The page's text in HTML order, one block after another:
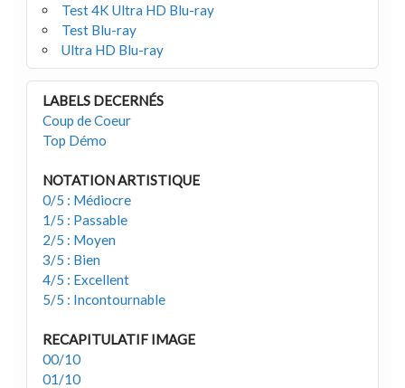
Test 4K Ultra HD Blu-ray
Test Blu-ray
Ultra HD Blu-ray
LABELS DECERNÉS
Coup de Coeur
Top Démo
NOTATION ARTISTIQUE
0/5 : Médiocre
1/5 : Passable
2/5 : Moyen
3/5 : Bien
4/5 : Excellent
5/5 : Incontournable
RECAPITULATIF IMAGE
00/10
01/10